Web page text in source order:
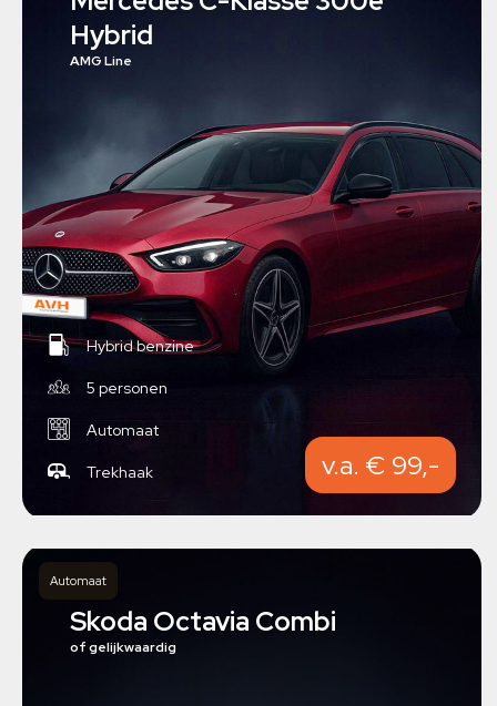
Hybrid
AMG Line
Hybrid benzine
5 personen
Automaat
Trekhaak v.a. € 99,-
Automaat
Skoda Octavia Combi
of gelijkwaardig